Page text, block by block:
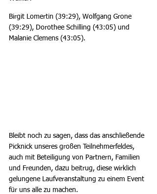
Birgit Lomertin (39:29), Wolfgang Grone
(39:29), Dorothee Schilling (43:05) und
Malanie Clemens (43:05).
Bleibt noch zu sagen, dass das anschließende
Picknick unseres großen Teilnehmerfeldes,
auch mit Beteiligung von Partnern, Familien
und Freunden, dazu beitrug, diese wirklich
gelungene Laufveranstaltung zu einem Event
für uns alle zu machen.